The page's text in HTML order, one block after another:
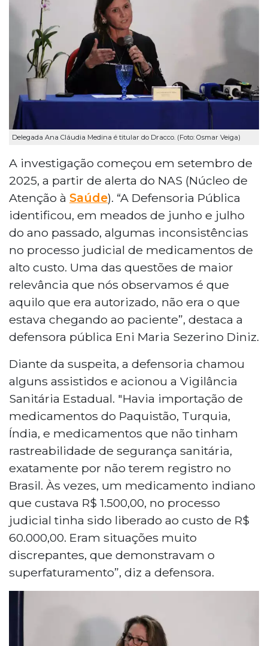
Delegada Ana Cláudia Medina é titular do Dracco. (Foto: Osmar Veiga)
A investigação começou em setembro de
2025, a partir de alerta do NAS (Núcleo de
Atenção à Saúde). “A Defensoria Pública
identificou, em meados de junho e julho
do ano passado, algumas inconsistências
no processo judicial de medicamentos de
alto custo. Uma das questões de maior
relevância que nós observamos é que
aquilo que era autorizado, não era o que
estava chegando ao paciente”, destaca a
defensora pública Eni Maria Sezerino Diniz.
Diante da suspeita, a defensoria chamou
alguns assistidos e acionou a Vigilância
Sanitária Estadual. "Havia importação de
medicamentos do Paquistão, Turquia,
Índia, e medicamentos que não tinham
rastreabilidade de segurança sanitária,
exatamente por não terem registro no
Brasil. Às vezes, um medicamento indiano
que custava R$ 1.500,00, no processo
judicial tinha sido liberado ao custo de R$
60.000,00. Eram situações muito
discrepantes, que demonstravam o
superfaturamento”, diz a defensora.